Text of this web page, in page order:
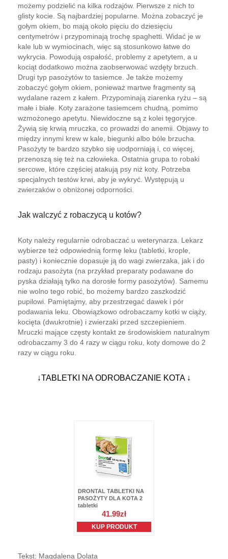
możemy podzielić na kilka rodzajów. Pierwsze z nich to
glisty kocie. Są najbardziej popularne. Można zobaczyć je
gołym okiem, bo mają około pięciu do dziesięciu
centymetrów i przypominają trochę spaghetti. Widać je w
kale lub w wymiocinach, więc są stosunkowo łatwe do
wykrycia. Powodują ospałość, problemy z apetytem, a u
kociąt dodatkowo można zaobserwować wzdęty brzuch.
Drugi typ pasożytów to tasiemce. Je także możemy
zobaczyć gołym okiem, ponieważ martwe fragmenty są
wydalane razem z kałem. Przypominają ziarenka ryżu – są
małe i białe. Koty zarażone tasiemcem chudną, pomimo
wzmożonego apetytu. Niewidoczne są z kolei tęgoryjce.
Żywią się krwią mruczka, co prowadzi do anemii. Objawy to
między innymi krew w kale, biegunki albo bóle brzucha.
Pasożyty te bardzo szybko się uodporniają i, co więcej,
przenoszą się też na człowieka. Ostatnia grupa to robaki
sercowe, które częściej atakują psy niż koty. Potrzeba
specjalnych testów krwi, aby je wykryć. Występują u
zwierzaków o obniżonej odporności.
Jak walczyć z robaczycą u kotów?
Koty należy regularnie odrobaczać u weterynarza. Lekarz
wybierze też odpowiednią formę leku (tabletki, krople,
pasty) i koniecznie dopasuje ją do wagi zwierzaka, jak i do
rodzaju pasożyta (na przykład preparaty podawane do
pyska działają tylko na dorosłe formy pasożytów). Samemu
nie wolno tego robić, bo możemy bardzo zaszkodzić
pupilowi. Pamiętajmy, aby przestrzegać dawek i pór
podawania leku. Obowiązkowo odrobaczamy kotki w ciąży,
kocięta (dwukrotnie) i zwierzaki przed szczepieniem.
Mruczki mające częsty kontakt ze środowiskiem naturalnym
odrobaczamy 3 do 4 razy w ciągu roku, koty domowe do 2
razy w ciągu roku.
↓TABLETKI NA ODROBACZANIE KOTA ↓
Tekst: Magdalena Dolata